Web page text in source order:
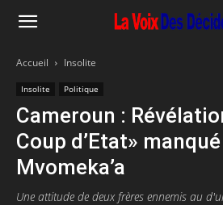
Accueil Insolite
Insolite Politique
Cameroun :
Coup d’Etat»
Mvomeka’a
Une attitude de deux frères ennemis au